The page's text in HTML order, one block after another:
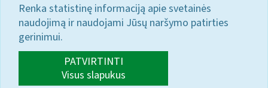
Renka statistinę informaciją apie svetainės
naudojimą ir naudojami Jūsų naršymo patirties
gerinimui.
PATVIRTINTI
Visus slapukus